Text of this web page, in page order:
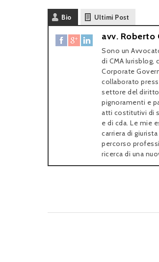
Bio Ultimi Post
avv. Roberto
Sono un
di CMA
Corporate
collaborato
settore del
pignoramenti e
atti costitutivi di
e di cda. Le mie
carriera di
percorso
ricerca di una